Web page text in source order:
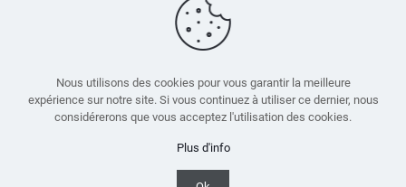
25 Chemin du Mûrier
26540 Mours-Saint-Eusèbe
accueil.mours@taravello-sa.fr
Nous utilisons des cookies pour vous garantir la meilleure
expérience sur notre site. Si vous continuez à utiliser ce dernier, nous
considérerons que vous acceptez l'utilisation des cookies.
Plus d'info